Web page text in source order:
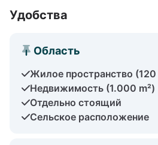
Удобства
Область
Жилое пространство (120
Недвижимость (1.000 m²)
Отдельно стоящий
Сельское расположение